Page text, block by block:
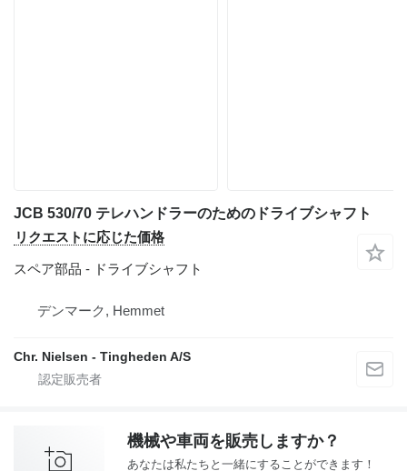
JCB 530/70 テレハンドラーのためのドライブシャフト
リクエストに応じた価格
スペア部品 - ドライブシャフト
デンマーク, Hemmet
Chr. Nielsen - Tingheden A/S
機械や車両を販売しますか？
あなたは私たちと一緒にすることができます！